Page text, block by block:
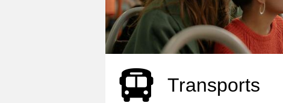
Transports